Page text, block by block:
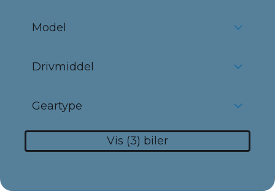
Model
Drivmiddel
Geartype
Vis 3 biler